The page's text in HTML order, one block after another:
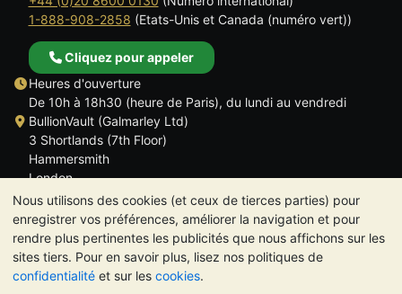
Nous utilisons des cookies (et ceux de tierces parties) pour
enregistrer vos préférences, améliorer la navigation et pour
rendre plus pertinentes les publicités que nous affichons sur les
sites tiers. Pour en savoir plus, lisez nos politiques de
confidentialité et sur les cookies.
1-888-908-2858 (Etats-Unis et Canada (numéro vert))
Cliquez pour appeler
Heures d'ouverture
De 10h à 18h30 (heure de Paris), du lundi au vendredi
BullionVault (Galmarley Ltd)
3 Shortlands (7th Floor)
Hammersmith
London
W6 8DA
ROYAUME UNI